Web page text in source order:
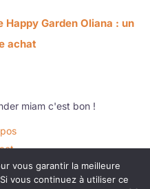
Garden Oliana : un
achat
miam c'est bon !
site
vous garantir la meilleure
vous continuez à utiliser ce